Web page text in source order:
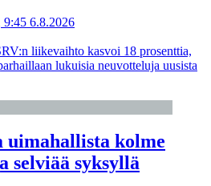
9:45 6.8.2026
liikevaihto kasvoi 18 prosenttia,
lukuisia neuvotteluja uusista
uimahallista kolme
selviää syksyllä